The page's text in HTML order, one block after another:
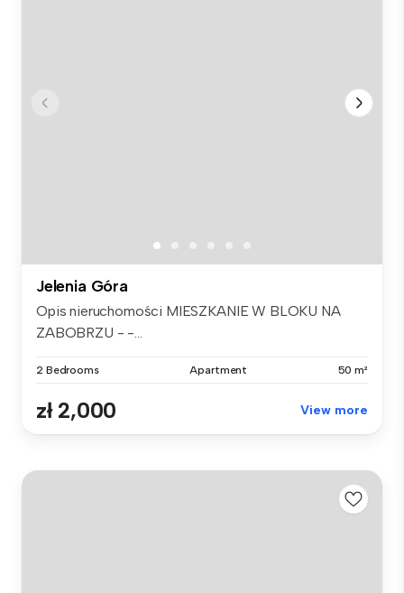
Jelenia Góra
Opis nieruchomości MIESZKANIE W BLOKU NA
ZABOBRZU - -...
2 Bedrooms Apartment 50 m²
zł 2,000 View more